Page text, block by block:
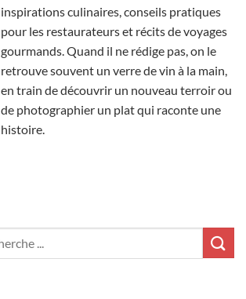
inspirations culinaires, conseils pratiques
pour les restaurateurs et récits de voyages
gourmands. Quand il ne rédige pas, on le
retrouve souvent un verre de vin à la main,
en train de découvrir un nouveau terroir ou
de photographier un plat qui raconte une
histoire.